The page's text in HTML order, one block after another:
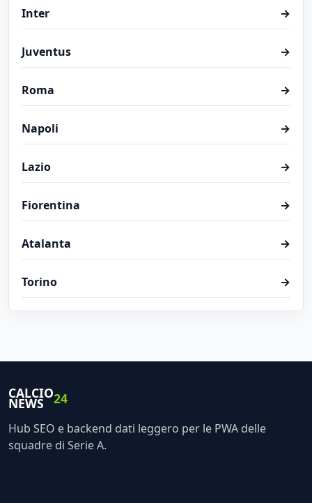
Inter →
Juventus →
Roma →
Napoli →
Lazio →
Fiorentina →
Atalanta →
Torino →
CALCIO
NEWS 24
Hub SEO e backend dati leggero per le PWA delle
squadre di Serie A.